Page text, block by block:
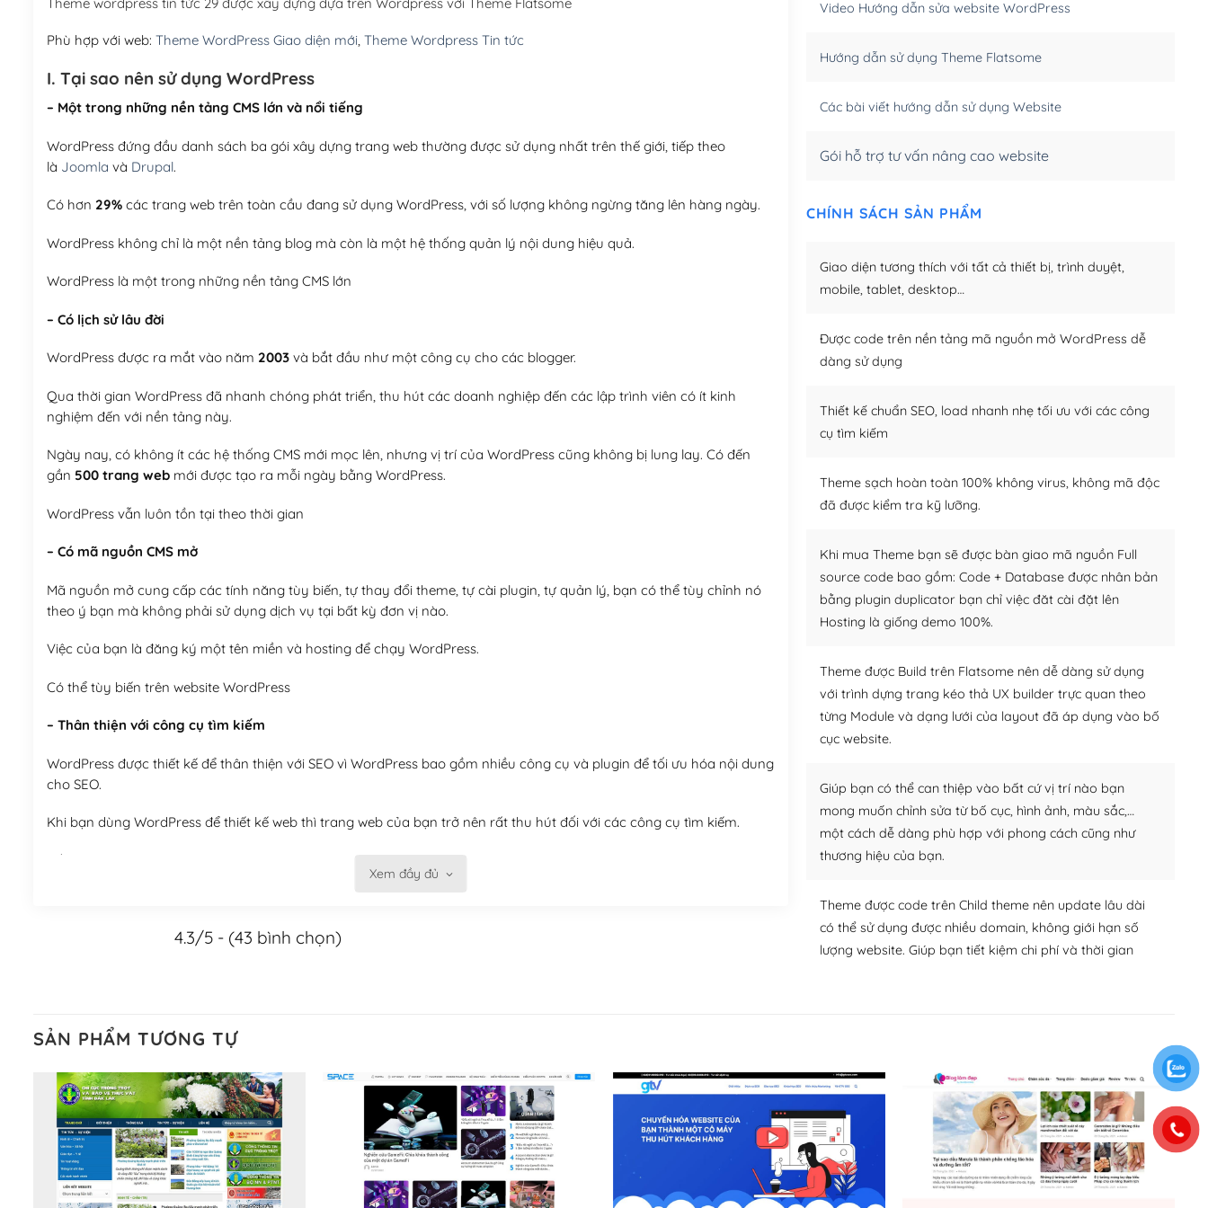
(+950,000₫)
Theme wordpress tin tức 29 được xây dựng dựa trên Wordpress với Theme Flatsome
Phù hợp với web: Theme WordPress Giao diện mới, Theme Wordpress Tin tức
I. Tại sao nên sử dụng WordPress
– Một trong những nền tảng CMS lớn và nổi tiếng
WordPress đứng đầu danh sách ba gói xây dựng trang web thường được sử dụng nhất trên thế giới, tiếp theo
là Joomla và Drupal.
Có hơn 29%các trang web trên toàn cầu đang sử dụng WordPress, với số lượng không ngừng tăng lên hàng ngày.
WordPress không chỉ là một nền tảng blog mà còn là một hệ thống quản lý nội dung hiệu quả.
WordPress là một trong những nền tảng CMS lớn
– Có lịch sử lâu đời
WordPress được ra mắt vào năm 2003và bắt đầu như một công cụ cho các blogger.
Qua thời gian WordPress đã nhanh chóng phát triển, thu hút các doanh nghiệp đến các lập trình viên có ít kinh
nghiệm đến với nền tảng này.
Ngày nay, có không ít các hệ thống CMS mới mọc lên, nhưng vị trí của WordPress cũng không bị lung lay. Có đến
gần 500 trang webmới được tạo ra mỗi ngày bằng WordPress.
WordPress vẫn luôn tồn tại theo thời gian
– Có mã nguồn CMS mở
Mã nguồn mở cung cấp các tính năng tùy biến, tự thay đổi theme, tự cài plugin, tự quản lý, bạn có thể tùy chỉnh nó
theo ý bạn mà không phải sử dụng dịch vụ tại bất kỳ đơn vị nào.
Việc của bạn là đăng ký một tên miền và hosting để chạy WordPress.
Có thể tùy biến trên website WordPress
– Thân thiện với công cụ tìm kiếm
WordPress được thiết kế để thân thiện với SEO vì WordPress bao gồm nhiều công cụ và plugin để tối ưu hóa nội dung
cho SEO.
Khi bạn dùng WordPress để thiết kế web thì trang web của bạn trở nên rất thu hút đối với các công cụ tìm kiếm.
Tối ưu hóa công cụ tìm kiếm
Khi bạn sử dụng WordPress, thì vấn đề giao diện của bạn trở nên dễ dàng và nhanh chóng. Với kho Theme
– Sở hữu một cộng đồng lớn, sẵn sàng hỗ trợ
WordPress là nơi lưu trữ cho một diễn đàn cộng đồng khổng lồ được kiểm duyệt bởi các nhân viên và những người
cuồng tín WordPress.
Nếu bạn gặp khó khăn, bạn có thể lên mạng và tìm kiếm những cộng đồng WordPress, họ sẽ giúp bạn trả lời, giải
Xem đầy đủ
4.3/5 - (43 bình chọn)
Video Hướng dẫn sửa website WordPress
Hướng dẫn sử dụng Theme Flatsome
Các bài viết hướng dẫn sử dụng Website
Gói hỗ trợ tư vấn nâng cao website
CHÍNH SÁCH SẢN PHẨM
Giao diện tương thích với tất cả thiết bị, trình duyệt,
mobile, tablet, desktop…
Được code trên nền tảng mã nguồn mở WordPress dễ
dàng sử dụng
Thiết kế chuẩn SEO, load nhanh nhẹ tối ưu với các công
cụ tìm kiếm
Theme sạch hoàn toàn 100% không virus, không mã độc
đã được kiểm tra kỹ lưỡng.
Khi mua Theme bạn sẽ được bàn giao mã nguồn Full
source code bao gồm: Code + Database được nhân bản
bằng plugin duplicator bạn chỉ việc đăt cài đặt lên
Hosting là giống demo 100%.
Theme được Build trên Flatsome nên dễ dàng sử dụng
với trình dựng trang kéo thả UX builder trực quan theo
từng Module và dạng lưới của layout đã áp dụng vào bố
cục website.
Giúp bạn có thể can thiệp vào bất cứ vị trí nào bạn
mong muốn chỉnh sửa từ bố cục, hình ảnh, màu sắc,…
một cách dễ dàng phù hợp với phong cách cũng như
thương hiệu của bạn.
Theme được code trên Child theme nên update lâu dài
có thể sử dụng được nhiều domain, không giới hạn số
lượng website. Giúp bạn tiết kiệm chi phí và thời gian
SẢN PHẨM TƯƠNG TỰ